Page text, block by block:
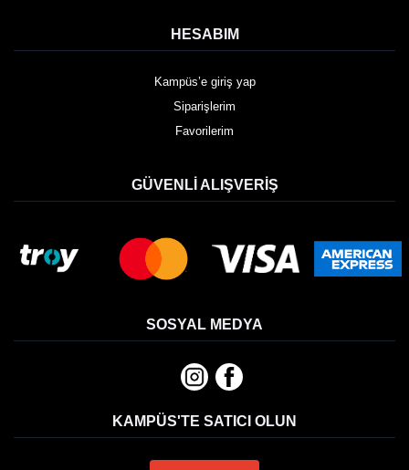
HESABIM
Kampüs’e giriş yap
Siparişlerim
Favorilerim
GÜVENLI ALIŞVERIŞ
SOSYAL MEDYA
KAMPÜS'TE SATICI OLUN